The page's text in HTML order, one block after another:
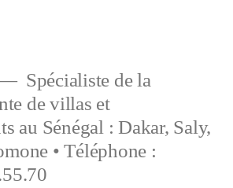
Spécialiste de la
de villas et
au Sénégal : Dakar, Saly,
• Téléphone :